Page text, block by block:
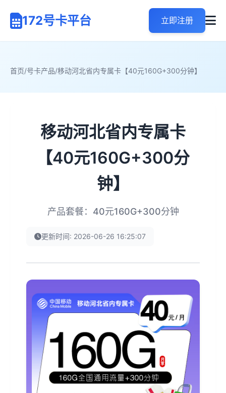
172号卡平台 立即注册
首页/号卡产品/移动河北省内专属卡【40元160G+300分钟】
移动河北省内专属卡
【40元160G+300分
钟】
产品套餐：40元160G+300分钟
更新时间: 2026-06-26 16:25:07